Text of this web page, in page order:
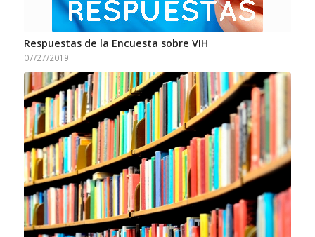
Respuestas de la Encuesta sobre VIH
07/27/2019